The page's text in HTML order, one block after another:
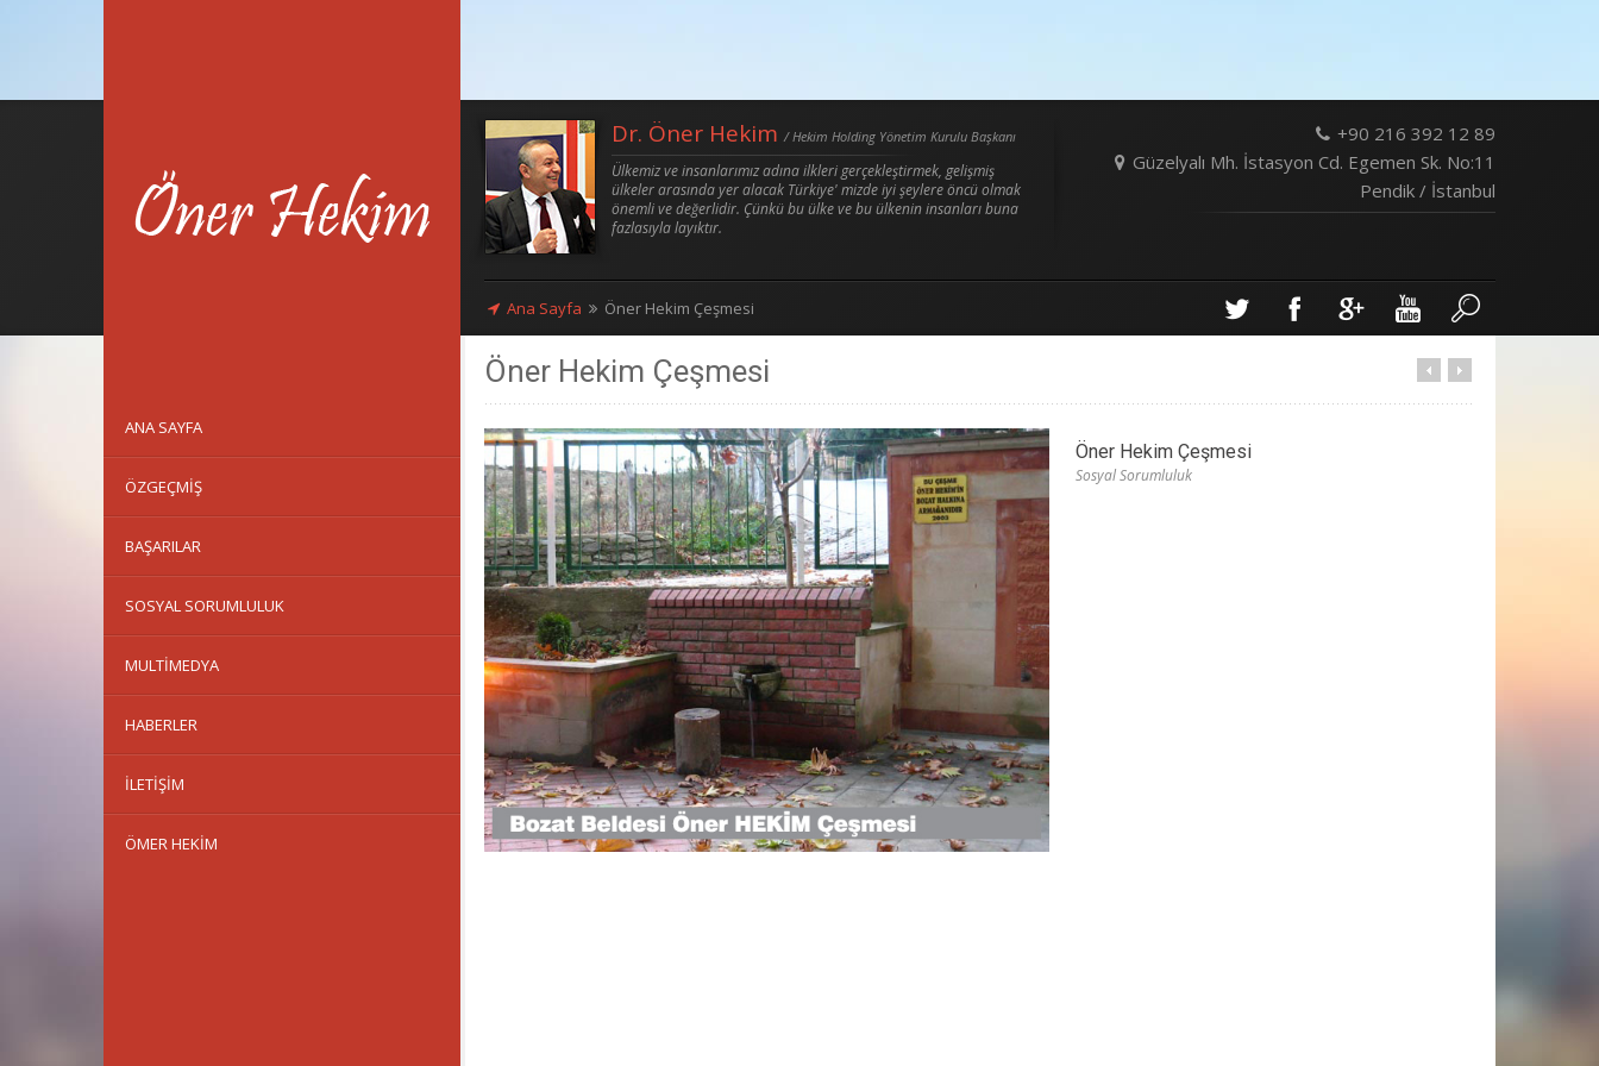
Dr. Öner Hekim/ Hekim Holding Yönetim Kurulu Başkanı
Ülkemiz ve insanlarımız adına ilkleri gerçekleştirmek, gelişmiş
ülkeler arasında yer alacak Türkiye' mizde iyi şeylere öncü olmak
önemli ve değerlidir. Çünkü bu ülke ve bu ülkenin insanları buna
fazlasıyla layıktır.
+90 216 392 12 89
Güzelyalı Mh. İstasyon Cd. Egemen Sk. No:11
Pendik / İstanbul
Ana Sayfa Öner Hekim Çeşmesi
Öner Hekim Çeşmesi
Öner Hekim Çeşmesi
Sosyal Sorumluluk
ANA SAYFA
ÖZGEÇMIŞ
BAŞARILAR
SOSYAL SORUMLULUK
MULTIMEDYA
HABERLER
İLETIŞIM
ÖMER HEKIM